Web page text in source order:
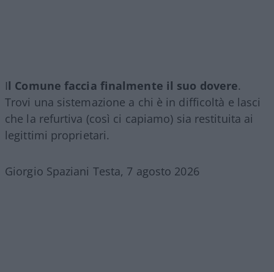
Il Comune faccia finalmente il suo dovere.
Trovi una sistemazione a chi è in difficoltà e lasci
che la refurtiva (così ci capiamo) sia restituita ai
legittimi proprietari.
Giorgio Spaziani Testa, 7 agosto 2026